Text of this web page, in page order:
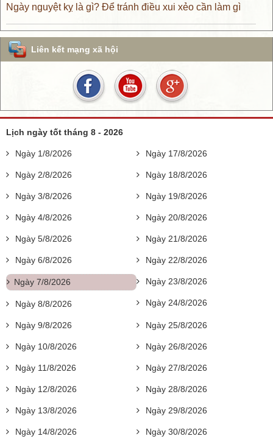
Ngày nguyệt kỵ là gì? Để tránh điều xui xẻo cần làm gì
Liên kết mạng xã hội
Lịch ngày tốt tháng 8 - 2026
Ngày 1/8/2026
Ngày 2/8/2026
Ngày 3/8/2026
Ngày 4/8/2026
Ngày 5/8/2026
Ngày 6/8/2026
Ngày 7/8/2026
Ngày 8/8/2026
Ngày 9/8/2026
Ngày 10/8/2026
Ngày 11/8/2026
Ngày 12/8/2026
Ngày 13/8/2026
Ngày 14/8/2026
Ngày 17/8/2026
Ngày 18/8/2026
Ngày 19/8/2026
Ngày 20/8/2026
Ngày 21/8/2026
Ngày 22/8/2026
Ngày 23/8/2026
Ngày 24/8/2026
Ngày 25/8/2026
Ngày 26/8/2026
Ngày 27/8/2026
Ngày 28/8/2026
Ngày 29/8/2026
Ngày 30/8/2026